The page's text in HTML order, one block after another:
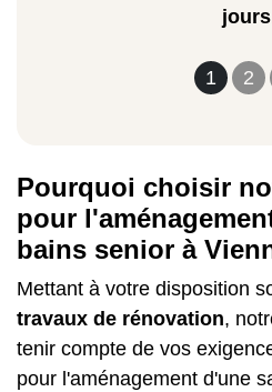
1 2
jours
Pourquoi choisir
pour
bains senior à
Mettant à votre disposition
travaux de rénovation,
tenir compte de vos
pour l'aménagement d'une